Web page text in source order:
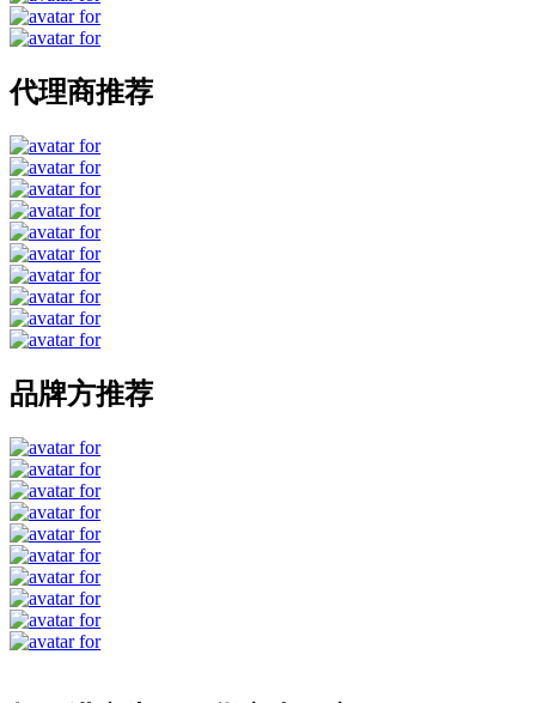
代理商推荐
品牌方推荐